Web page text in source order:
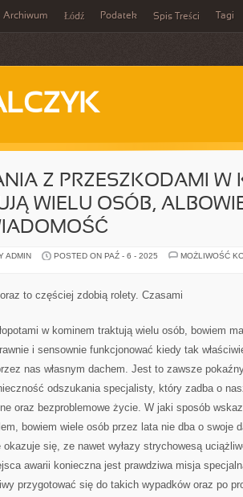
Archiwum Łódź Podatek Spis Treści Tagi
Z PRZESZKODAMI W
WIELU OSÓB,
ADMIN POSTED ON PAŹ - 6 - 2025
MOŻLIWOŚĆ
to częściej zdobią rolety. Czasami
w kominem traktują wielu osób, bowiem
i sensownie funkcjonować kiedy tak
nas własnym dachem. Jest to zawsze
odszukania specjalisty, który zadba o
oraz bezproblemowe życie. W jaki sposób
bowiem wiele osób przez lata nie dba o swoje
się, ze nawet wyłazy strychowesą
awarii konieczna jest prawdziwa misja
przygotować się do takich wypadków oraz po